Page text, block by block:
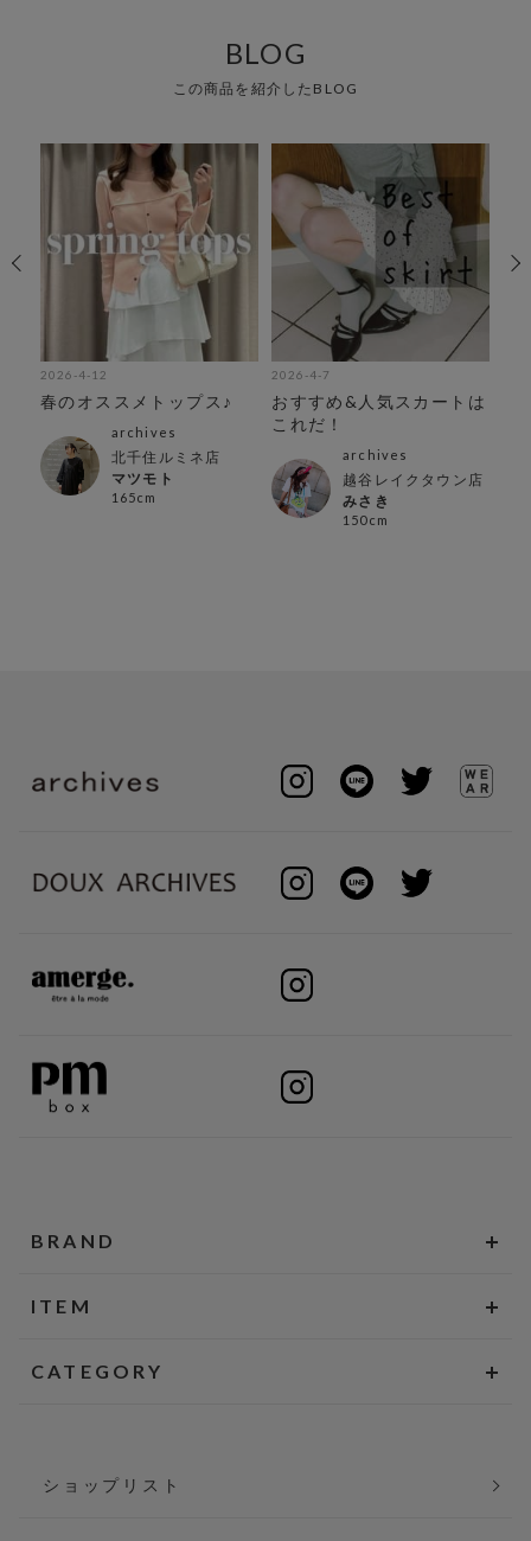
BLOG
この商品を紹介したBLOG
2026-4-12
春のオススメトップス♪
archives
北千住ルミネ店
マツモト
165cm
2026-4-7
おすすめ&人気スカートは
これだ！
archives
越谷レイクタウン店
みさき
150cm
BRAND
ITEM
CATEGORY
ショップリスト